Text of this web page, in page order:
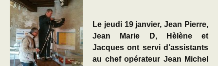
Le jeudi 19 janvier, Jean Pierre,
Jean Marie D, Hèlène et
Jacques ont servi d’assistants
au chef opérateur Jean Michel